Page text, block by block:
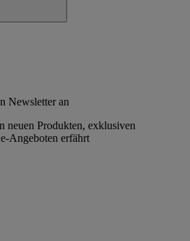
Newsletter an
neuen Produkten, exklusiven
Angeboten erfährt